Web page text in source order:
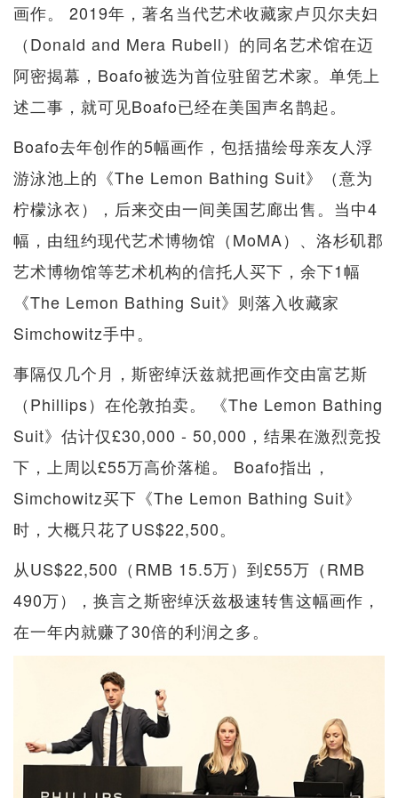
画作。 2019年，著名当代艺术收藏家卢贝尔夫妇
（Donald and Mera Rubell）的同名艺术馆在迈
阿密揭幕，Boafo被选为首位驻留艺术家。单凭上
述二事，就可见Boafo已经在美国声名鹊起。
Boafo去年创作的5幅画作，包括描绘母亲友人浮
游泳池上的《The Lemon Bathing Suit》（意为
柠檬泳衣），后来交由一间美国艺廊出售。当中4
幅，由纽约现代艺术博物馆（MoMA）、洛杉矶郡
艺术博物馆等艺术机构的信托人买下，余下1幅
《The Lemon Bathing Suit》则落入收藏家
Simchowitz手中。
事隔仅几个月，斯密绰沃兹就把画作交由富艺斯
（Phillips）在伦敦拍卖。 《The Lemon Bathing
Suit》估计仅£30,000 - 50,000，结果在激烈竞投
下，上周以£55万高价落槌。 Boafo指出，
Simchowitz买下《The Lemon Bathing Suit》
时，大概只花了US$22,500。
从US$22,500（RMB 15.5万）到£55万（RMB
490万），换言之斯密绰沃兹极速转售这幅画作，
在一年内就赚了30倍的利润之多。